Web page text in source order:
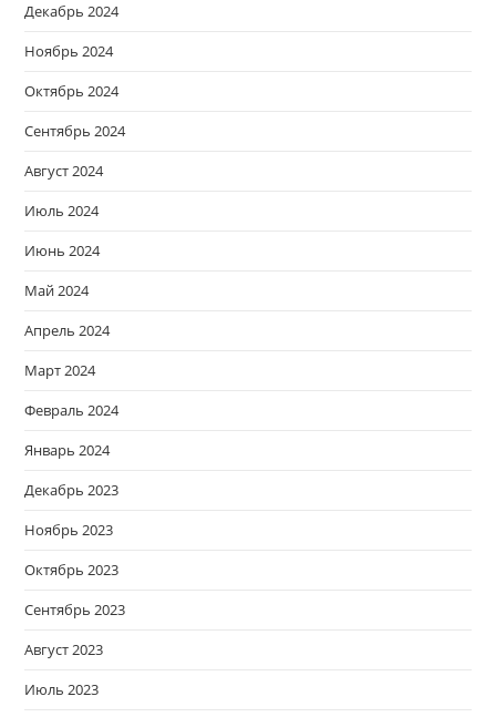
Декабрь 2024
Ноябрь 2024
Октябрь 2024
Сентябрь 2024
Август 2024
Июль 2024
Июнь 2024
Май 2024
Апрель 2024
Март 2024
Февраль 2024
Январь 2024
Декабрь 2023
Ноябрь 2023
Октябрь 2023
Сентябрь 2023
Август 2023
Июль 2023